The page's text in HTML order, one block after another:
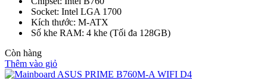
Socket: Intel LGA 1700
Kích thước: M-ATX
Số khe RAM: 4 khe (Tối đa 128GB)
Còn hàng
Thêm vào giỏ